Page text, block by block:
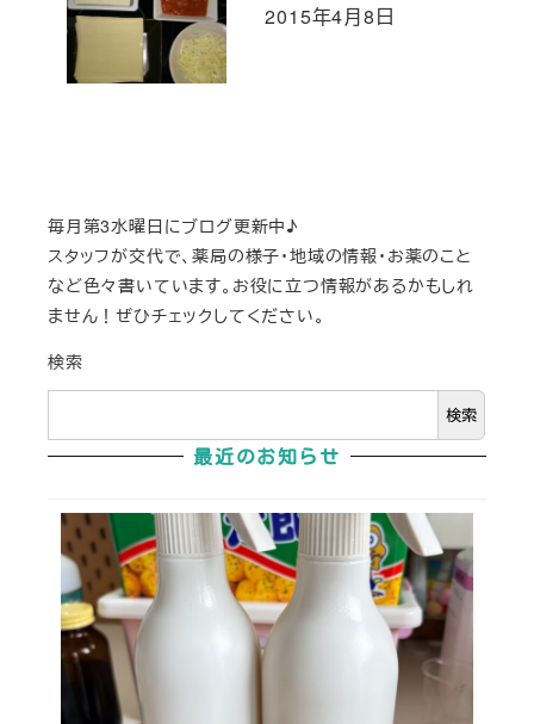
投稿日
2015年4月8日
毎月第3水曜日にブログ更新中♪
スタッフが交代で、薬局の様子・地域の情報・お薬のこと
など色々書いています。お役に立つ情報があるかもしれ
ません！ぜひチェックしてください。
検索
検索
最近のお知らせ